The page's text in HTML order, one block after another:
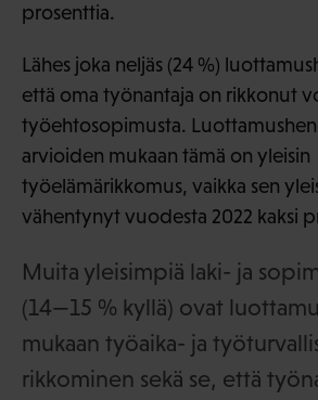
prosenttia.
Lähes joka neljäs (24 %)
että oma työnantaja on rikkonut
työehtosopimusta.
arvioiden mukaan tämä on yleisin
työelämärikkomus, vaikka sen
vähentynyt vuodesta 2022 kaksi
Muita yleisimpiä laki- ja
(14—15 % kyllä) ovat
mukaan työaika- ja
rikkominen sekä se, että